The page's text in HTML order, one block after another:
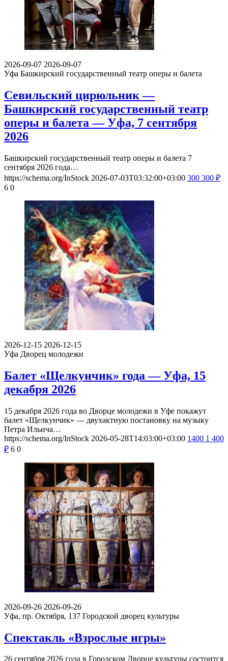
детьми, расскажите об их впечатлениях.
Будьте корректны, и соблюдайте правила приличия.
Смотрите также события
2026-09-07 2026-09-07
Башкирский государственный театр оперы и балета
Севильский цирюльник —
Башкирский государственный театр
оперы и балета — Уфа, 7 сентября
2026
Башкирский государственный театр оперы и балета 7
https://schema.org/InStock
6 0
2026-12-15 2026-12-15
Дворец молодежи
Балет «Щелкунчик» года — Уфа, 15
декабря 2026
15 декабря 2026 года во Дворце молодежи в Уфе покажут
балет «Щелкунчик» — двухактную постановку на музыку
https://schema.org/InStock
₽ 6 0